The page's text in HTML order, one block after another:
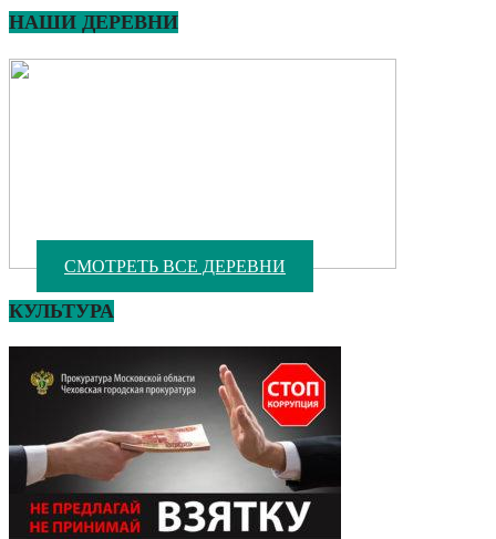
НАШИ ДЕРЕВНИ
СМОТРЕТЬ ВСЕ ДЕРЕВНИ
КУЛЬТУРА